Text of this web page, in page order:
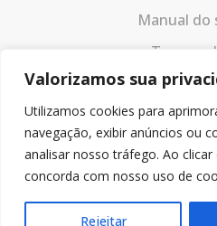
Valorizamos sua
Utilizamos cookies para
navegação, exibir anúncios ou
analisar nosso tráfego. Ao clicar
concorda com nosso uso de
Rejeitar
Manual do
Termos
Política de